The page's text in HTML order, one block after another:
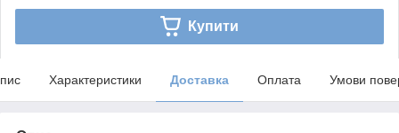
Купити
Характеристики Доставка Оплата Умови